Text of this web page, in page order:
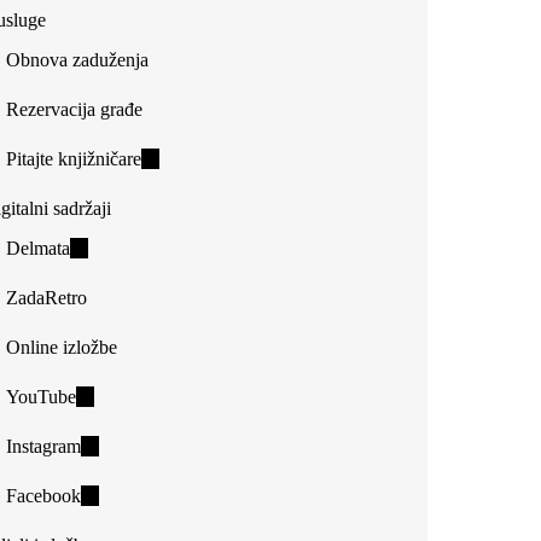
Obnova zaduženja
Rezervacija građe
Pitajte knjižničare(link
sadržaji
Delmata
external)
ZadaRetro
Online izložbe
YouTube(link
external)
Instagram(link
external)
Facebook(link